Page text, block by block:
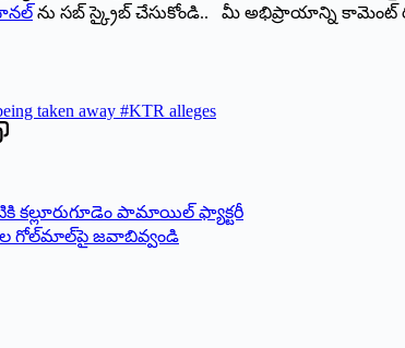
ను సబ్ స్క్రైబ్ చేసుకోండి.. మీ అభిప్రాయాన్ని కామెంట్
taken away #KTR alleges
కల్లూరుగూడెం పామాయిల్ ఫ్యాక్టరీ
గోల్‌మాల్‌పై జవాబివ్వండి